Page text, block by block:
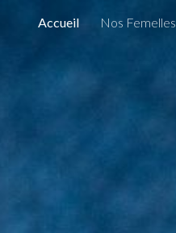
to main content
Accueil Nos Femelles